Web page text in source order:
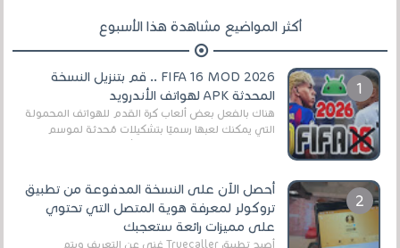
أكثر المواضيع مشاهدة هذا الأسبوع
FIFA 16 MOD 2026 .. قم بتنزيل النسخة
المحدثة APK لهواتف الأندرويد
هناك بالفعل بعض ألعاب كرة القدم للهواتف المحمولة
التي يمكنك لعبها رسميًا بتشكيلات مُحدثة لموسم
أحصل الآن على النسخة المدفوعة من تطبيق
تروكولر لمعرفة هوية المتصل التي تحتوي
على مميزات رائعة ستعجبك
أصبح تطبيق Truecaller غني عن التعريف ويتم